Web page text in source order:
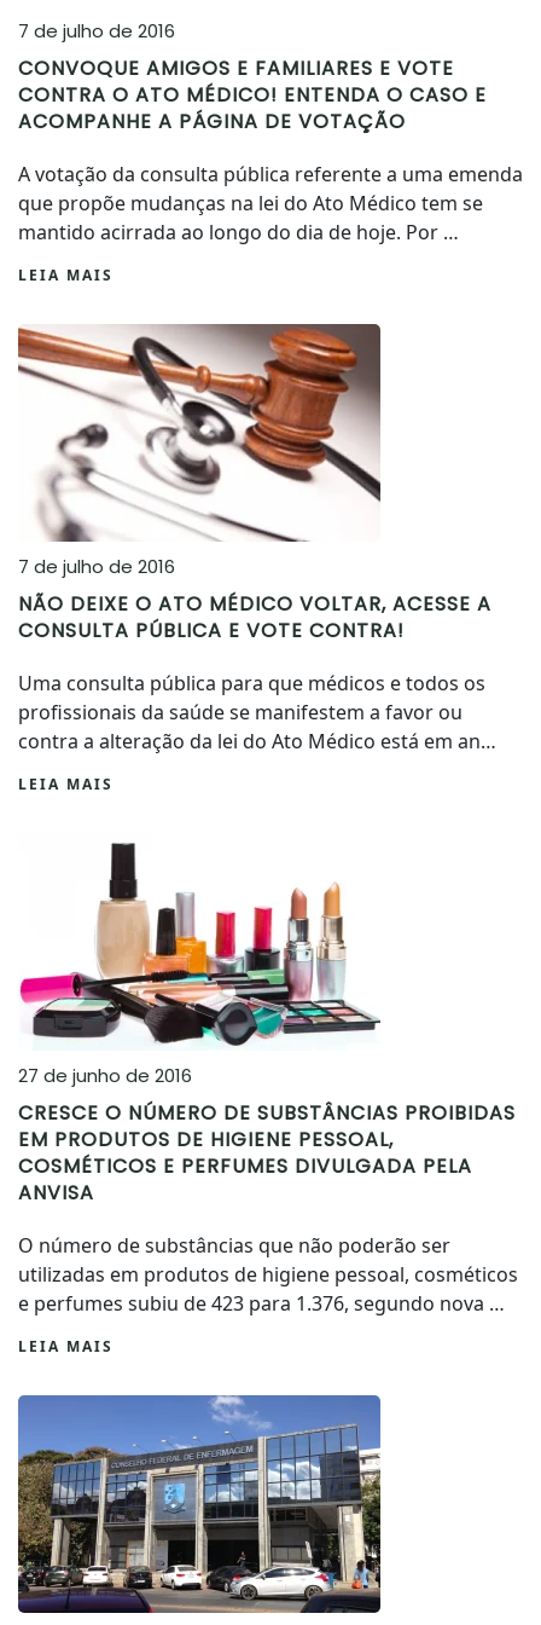
7 de julho de 2016
CONVOQUE AMIGOS E FAMILIARES E VOTE
CONTRA O ATO MÉDICO! ENTENDA O CASO E
ACOMPANHE A PÁGINA DE VOTAÇÃO
A votação da consulta pública referente a uma emenda
que propõe mudanças na lei do Ato Médico tem se
mantido acirrada ao longo do dia de hoje. Por …
LEIA MAIS
7 de julho de 2016
NÃO DEIXE O ATO MÉDICO VOLTAR, ACESSE A
CONSULTA PÚBLICA E VOTE CONTRA!
Uma consulta pública para que médicos e todos os
profissionais da saúde se manifestem a favor ou
contra a alteração da lei do Ato Médico está em an…
LEIA MAIS
27 de junho de 2016
CRESCE O NÚMERO DE SUBSTÂNCIAS PROIBIDAS
EM PRODUTOS DE HIGIENE PESSOAL,
COSMÉTICOS E PERFUMES DIVULGADA PELA
ANVISA
O número de substâncias que não poderão ser
utilizadas em produtos de higiene pessoal, cosméticos
e perfumes subiu de 423 para 1.376, segundo nova …
LEIA MAIS